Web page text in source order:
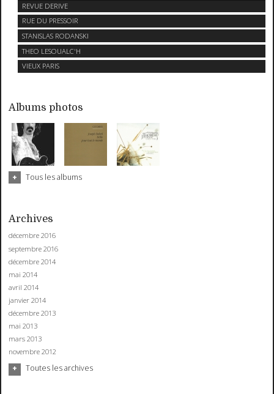
REVUE DERIVE
RUE DU PRESSOIR
STANISLAS RODANSKI
THEO LESOUALC'H
VIEUX PARIS
Albums photos
Tous les albums
Archives
décembre 2016
septembre 2016
décembre 2014
mai 2014
avril 2014
janvier 2014
décembre 2013
mai 2013
mars 2013
novembre 2012
Toutes les archives